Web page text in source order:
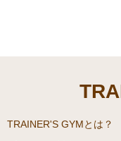
TRAINER'S GYMとは？